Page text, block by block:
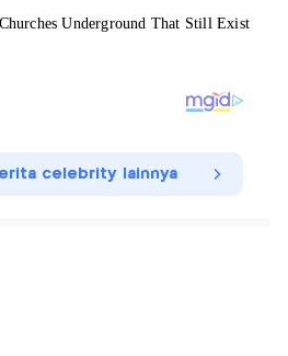
celebrity lainnya